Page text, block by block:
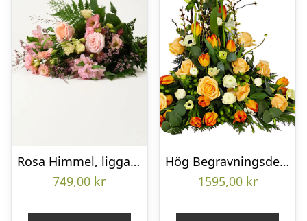
Rosa Himmel, liggande bukett
749,00 kr
Hög Begravningsdekoration
1595,00 kr